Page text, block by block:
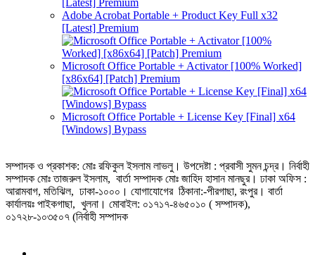
Adobe Acrobat Portable + Product Key Full x32
[Latest] Premium
Microsoft Office Portable + Activator [100% Worked]
[x86x64] [Patch] Premium
Microsoft Office Portable + License Key [Final] x64
[Windows] Bypass
সম্পাদক ও প্রকাশক: মোঃ রফিকুল ইসলাম লাভলু। উপদেষ্টা : প্রবাসী সুমন চন্দ্র। নির্বাহী
সম্পাদক মোঃ তাজরুল‌‌ ইসলাম, বার্তা সম্পাদক মোঃ জাহিদ হাসান মানছুর। ঢাকা অফিস :
আরামবাগ, মতিঝিল, ঢাকা-১০০০। যোগাযোগের ঠিকানা:-পীরগাছা‌, রংপুর। বার্তা
কার্যালয়ঃ পাইকগাছা, খুলনা। মোবাইল: ০১৭১৭-৪৬৫০১০ ( সম্পাদক),
০১৭২৮-১০৩৫০৭ (নির্বাহী সম্পাদক